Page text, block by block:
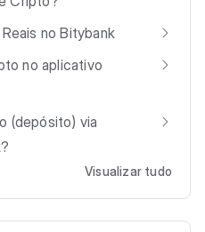
no Bitybank
no aplicativo
(depósito) via
Visualizar tudo